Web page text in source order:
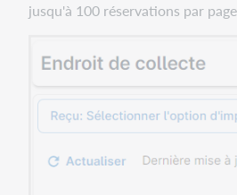
jusqu'à 100 réservations par